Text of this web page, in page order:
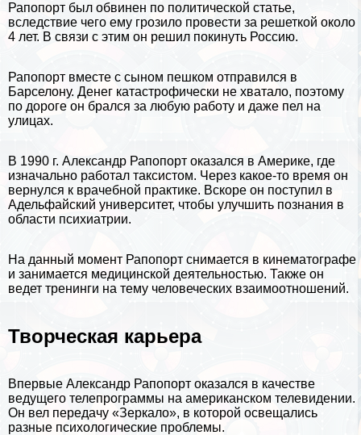
Рапопорт был обвинен по политической статье,
вследствие чего ему грозило провести за решеткой около
4 лет. В связи с этим он решил покинуть Россию.
Рапопорт вместе с сыном пешком отправился в
Барселону. Денег катастрофически не хватало, поэтому
по дороге он брался за любую работу и даже пел на
улицах.
В 1990 г. Александр Рапопорт оказался в Америке, где
изначально работал таксистом. Через какое-то время он
вернулся к врачебной пpaктике. Вскоре он поступил в
Адельфайский университет, чтобы улучшить познания в
области психиатрии.
На данный момент Рапопорт снимается в кинематографе
и занимается медицинской деятельностью. Также он
ведет тренинги на тему человеческих взаимоотношений.
Творческая карьера
Впервые Александр Рапопорт оказался в качестве
ведущего телепрограммы на американском телевидении.
Он вел передачу «Зеркало», в которой освещались
разные психологические проблемы.